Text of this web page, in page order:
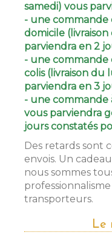
samedi) vous
- une commande
domicile
parviendra en 2
- une commande
colis (livraison du
parviendra en 3
- une commande
vous parviendra
jours constatés
Des retards sont
envois. Un
nous sommes
professionnalisme
transporteurs.
Le